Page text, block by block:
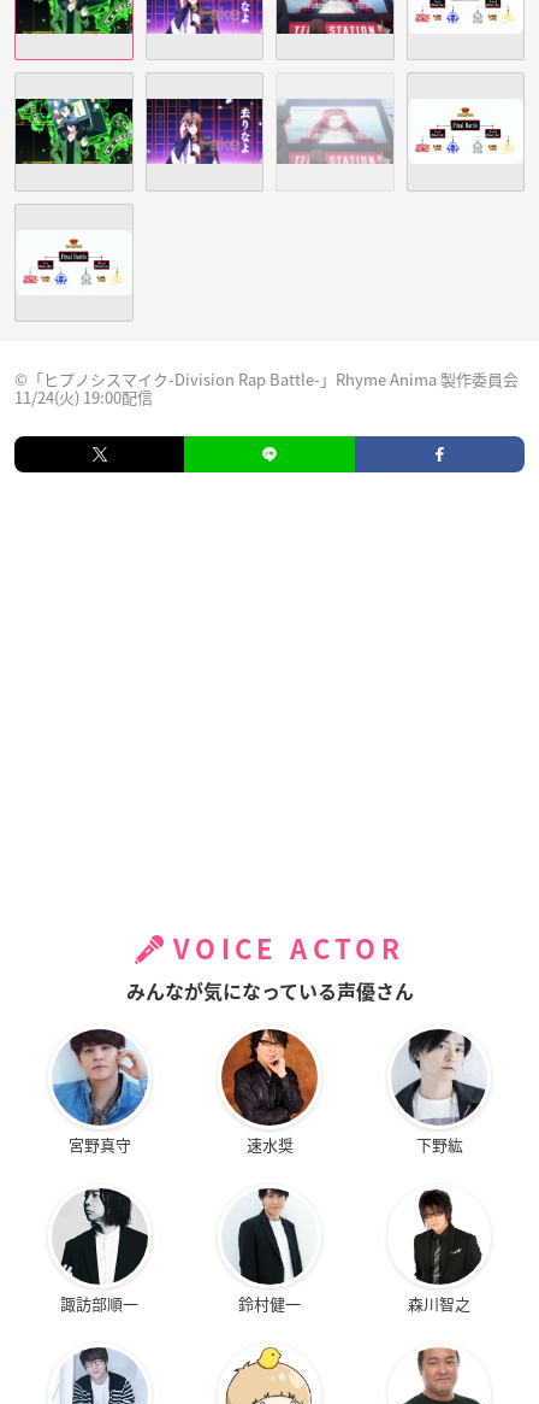
©「ヒプノシスマイク-Division Rap Battle-」Rhyme Anima 製作委員会
11/24(火) 19:00配信
VOICE ACTOR
みんなが気になっている声優さん
宮野真守 速水奨 下野紘
諏訪部順一 鈴村健一 森川智之